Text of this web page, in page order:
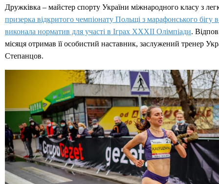
Дружківка – майстер спорту України міжнародного класу з
призерка відкритого чемпіонату Польщі з марафонського бігу
виконала норматив для участі в Іграх XXXII Олімпіади.
місяця отримав її особистий наставник, заслужений тренер
Степанцов.